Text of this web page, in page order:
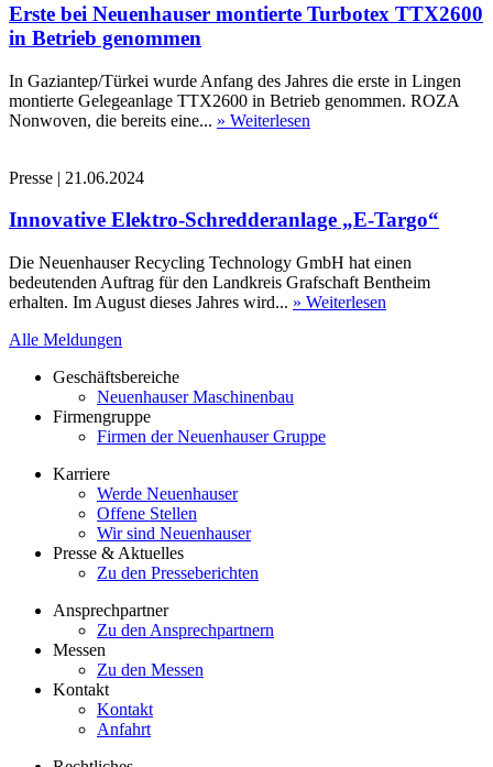
Erste bei Neuenhauser montierte Turbotex TTX2600
in Betrieb genommen
In Gaziantep/Türkei wurde Anfang des Jahres die erste in Lingen
montierte Gelegeanlage TTX2600 in Betrieb genommen. ROZA
Nonwoven, die bereits eine... » Weiterlesen
Presse | 21.06.2024
Innovative Elektro-Schredderanlage „E-Targo“
Die Neuenhauser Recycling Technology GmbH hat einen
bedeutenden Auftrag für den Landkreis Grafschaft Bentheim
erhalten. Im August dieses Jahres wird... » Weiterlesen
Alle Meldungen
Geschäftsbereiche
Neuenhauser Maschinenbau
Firmengruppe
Firmen der Neuenhauser Gruppe
Karriere
Werde Neuenhauser
Offene Stellen
Wir sind Neuenhauser
Presse & Aktuelles
Zu den Presseberichten
Ansprechpartner
Zu den Ansprechpartnern
Messen
Zu den Messen
Kontakt
Kontakt
Anfahrt